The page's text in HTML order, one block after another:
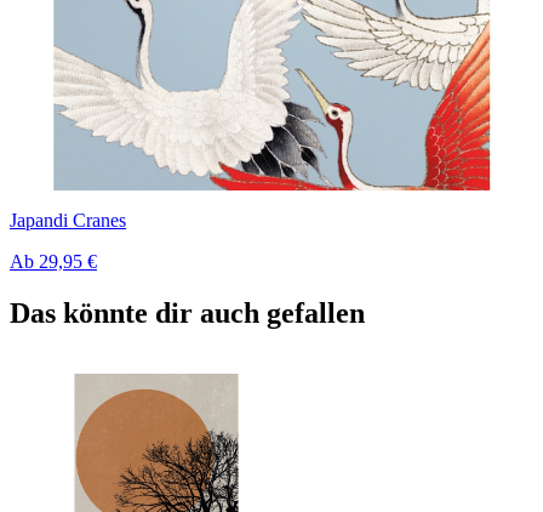
Japandi Cranes
Ab 29,95 €
Das könnte dir auch gefallen